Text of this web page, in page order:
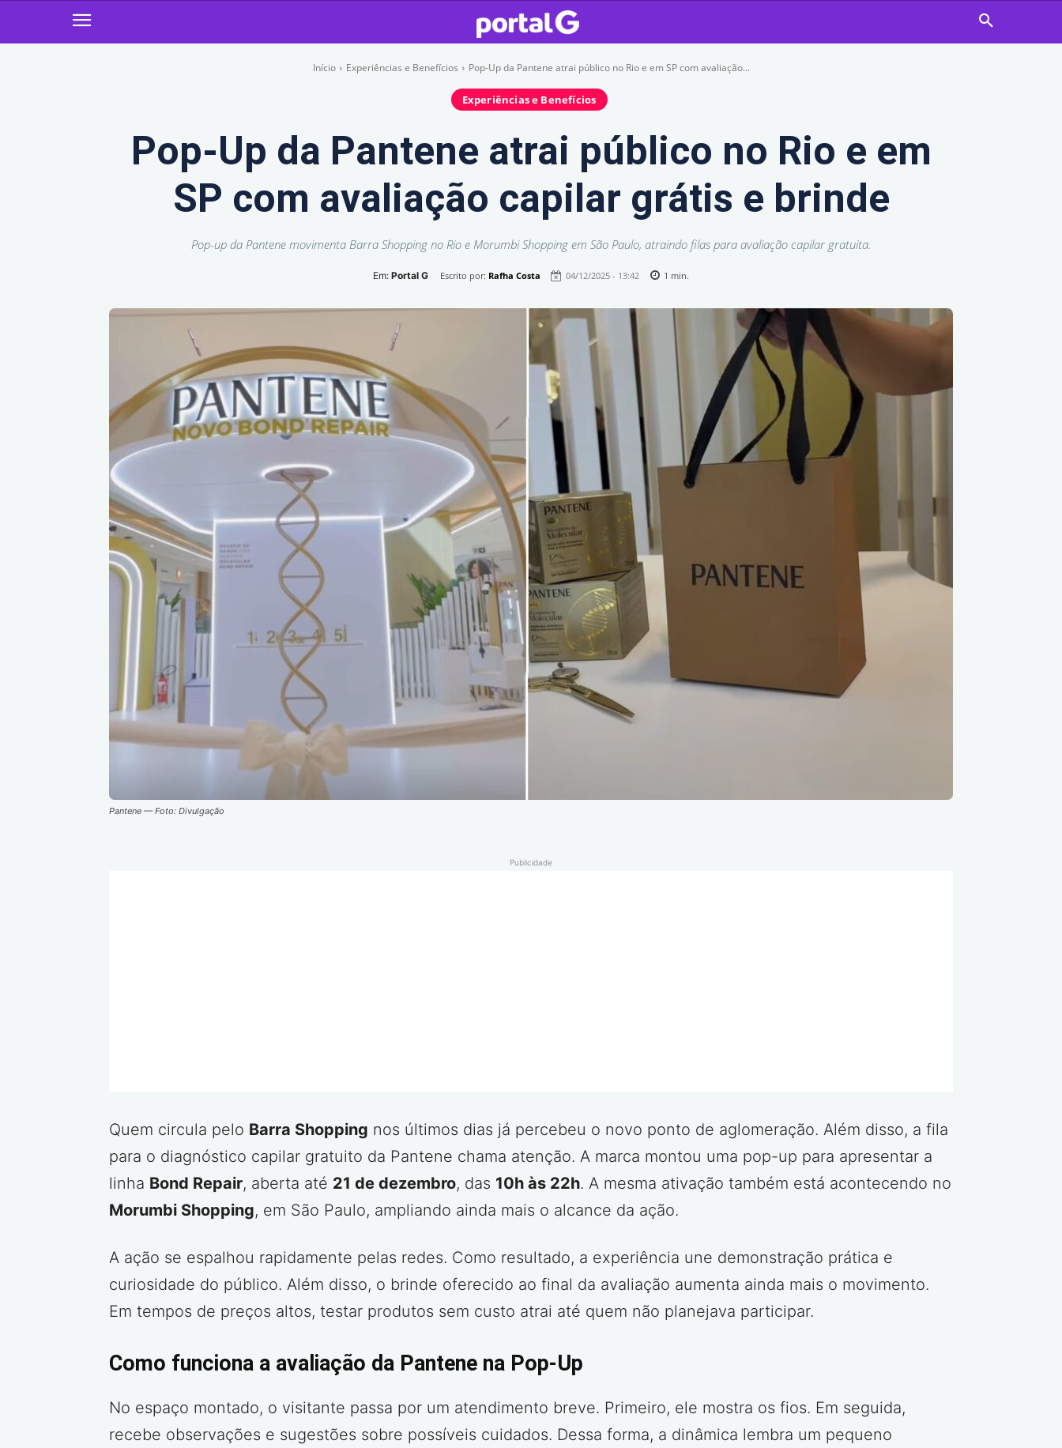
Início Experiências e Benefícios Pop-Up da Pantene atrai público no Rio e em SP com avaliação...
Experiências e Benefícios
Pop-Up da Pantene atrai público no Rio e em
SP com avaliação capilar grátis e brinde
Pop-up da Pantene movimenta Barra Shopping no Rio e Morumbi Shopping em São Paulo, atraindo filas para avaliação capilar gratuita.
Em: Portal G Escrito por: Rafha Costa 04/12/2025 - 13:42 1 min.
Pantene — Foto: Divulgação
Publicidade
Quem circula pelo Barra Shopping nos últimos dias já percebeu o novo ponto de aglomeração. Além disso, a fila
para o diagnóstico capilar gratuito da Pantene chama atenção. A marca montou uma pop-up para apresentar a
linha Bond Repair, aberta até 21 de dezembro, das 10h às 22h. A mesma ativação também está acontecendo no
Morumbi Shopping, em São Paulo, ampliando ainda mais o alcance da ação.
A ação se espalhou rapidamente pelas redes. Como resultado, a experiência une demonstração prática e
curiosidade do público. Além disso, o brinde oferecido ao final da avaliação aumenta ainda mais o movimento.
Em tempos de preços altos, testar produtos sem custo atrai até quem não planejava participar.
Como funciona a avaliação da Pantene na Pop-Up
No espaço montado, o visitante passa por um atendimento breve. Primeiro, ele mostra os fios. Em seguida,
recebe observações e sugestões sobre possíveis cuidados. Dessa forma, a dinâmica lembra um pequeno